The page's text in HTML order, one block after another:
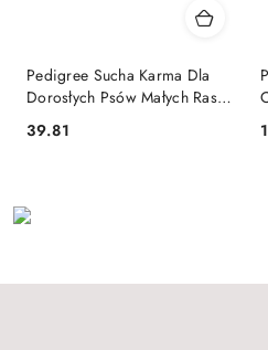
Pedigree Sucha Karma Dla
Dorosłych Psów Małych Ras Z
Cena:
39.81